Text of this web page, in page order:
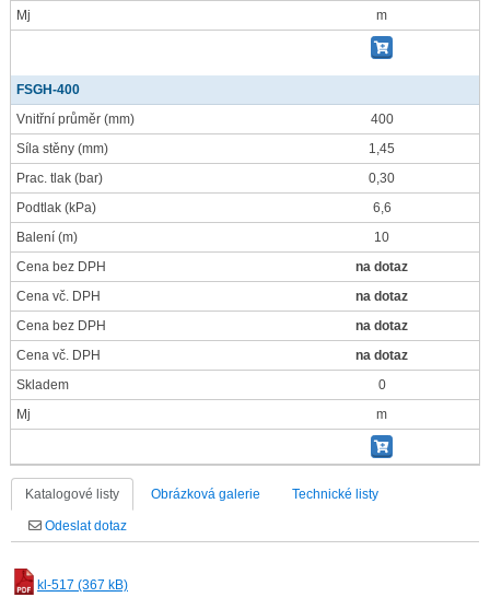
Mj
m
FSGH-400
Vnitřní průměr (mm)
400
Síla stěny (mm)
1,45
Prac. tlak (bar)
0,30
Podtlak (kPa)
6,6
Balení (m)
10
Cena bez DPH
na dotaz
Cena vč. DPH
na dotaz
Cena bez DPH
na dotaz
Cena vč. DPH
na dotaz
Skladem
0
Mj
m
Katalogové listy Obrázková galerie Technické listy
Odeslat dotaz
kl-517 (367 kB)